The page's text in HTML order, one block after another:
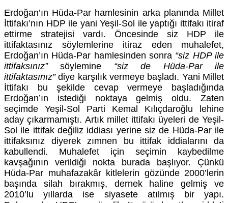
Erdoğan’ın Hüda-Par hamlesinin arka planında Millet
İttifakı’nın HDP ile yani Yeşil-Sol ile yaptığı ittifakı itiraf
ettirme stratejisi vardı. Öncesinde siz HDP ile
ittifaktasınız söylemlerine itiraz eden muhalefet,
Erdoğan’ın Hüda-Par hamlesinden sonra “siz HDP ile
ittifaksınız”söylemine “siz de Hüda-Par ile
ittifaktasınız”diye karşılık vermeye başladı. Yani Millet
İttifakı bu şekilde cevap vermeye başladığında
Erdoğan’ın istediği noktaya gelmiş oldu. Zaten
seçimde Yeşil-Sol Parti Kemal Kılıçdaroğlu lehine
aday çıkarmamıştı. Artık millet ittifakı üyeleri de Yeşil-
Sol ile ittifak değiliz iddiası yerine siz de Hüda-Par ile
ittifaksınız diyerek zımnen bu ittifak iddialarını da
kabullendi. Muhalefet için seçimin kaybedilme
kavşağının verildiği nokta burada başlıyor. Çünkü
Hüda-Par muhafazakâr kitlelerin gözünde 2000’lerin
başında silah bırakmış, dernek haline gelmiş ve
2010’lu yıllarda ise siyasete atılmış bir yapı.